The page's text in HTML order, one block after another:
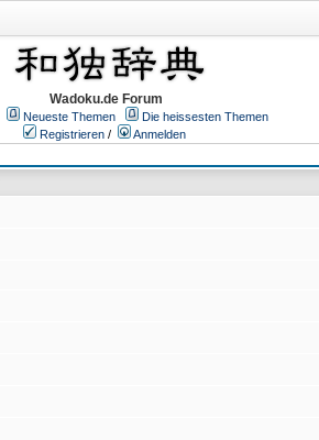
Wadoku.de Forum
Neueste Themen
Die heissesten Themen
Registrieren /
Anmelden